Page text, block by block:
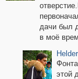
дачи был
в моё
этой